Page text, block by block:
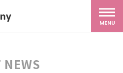
MENU
NEWS